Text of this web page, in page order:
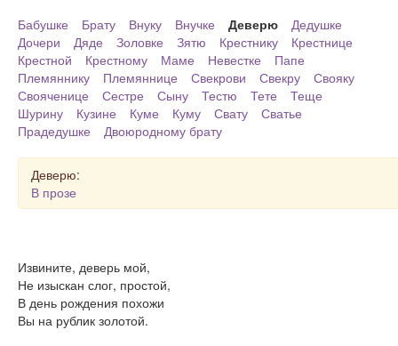
Бабушке Брату Внуку Внучке Деверю
Дедушке
Дочери
Дяде Золовке Зятю Крестнику
Крестнице
Крестной
Крестному Маме Невестке
Папе
Племяннику
Племяннице Свекрови Свекру
Свояку
Свояченице
Сестре Сыну Тестю Тете
Теще
Шурину
Кузине Куме Куму Свату
Сватье
Прадедушке
Двоюродному брату
Деверю:
В прозе
Извините, деверь мой,
Не изыскан слог, простой,
В день рождения похожи
Вы на рублик золотой.